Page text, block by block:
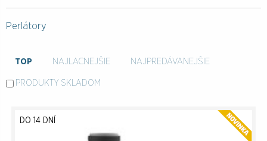
Perlátory
TOP NAJLACNEJŠIE NAJPREDÁVANEJŠIE
PRODUKTY SKLADOM
DO 14 DNÍ